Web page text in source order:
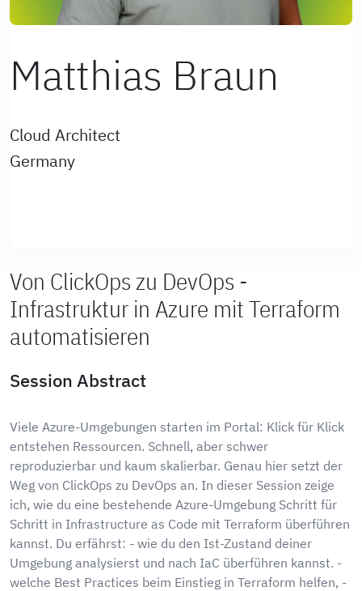
Matthias Braun
Cloud Architect
Germany
Von ClickOps zu DevOps -
Infrastruktur in Azure mit Terraform
automatisieren
Session Abstract
Viele Azure-Umgebungen starten im Portal: Klick für Klick
entstehen Ressourcen. Schnell, aber schwer
reproduzierbar und kaum skalierbar. Genau hier setzt der
Weg von ClickOps zu DevOps an. In dieser Session zeige
ich, wie du eine bestehende Azure-Umgebung Schritt für
Schritt in Infrastructure as Code mit Terraform überführen
kannst. Du erfährst: - wie du den Ist-Zustand deiner
Umgebung analysierst und nach IaC überführen kannst. -
welche Best Practices beim Einstieg in Terraform helfen, -